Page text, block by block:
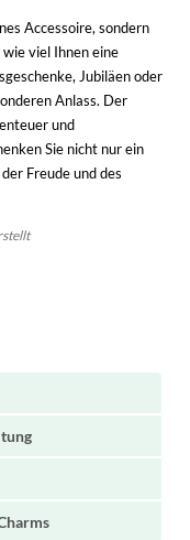
Accessoire, sondern
viel Ihnen eine
Jubiläen oder
Anlass. Der
und
Sie nicht nur ein
Freude und des